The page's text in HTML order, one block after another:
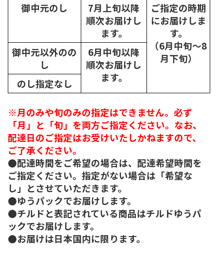
御中元のし
7月上旬以降
順次お届けし
ます。
ご指定の時期
にお届けしま
す。
（6月中旬～8
月下旬）
御中元以外のの
し
6月中旬以降
順次お届けし
ます。
のし指定なし
※月のみや旬のみの指定はできません。必ず
「月」と「旬」を両方ご指定ください。なお、
配達日のご指定はお受けいたしかねますので、
ご了承ください。
●配達時間をご希望の場合は、配達希望時間を
ご指定ください。指定がない場合は「希望な
し」とさせていただきます。
●ゆうパックでお届けします。
●チルドと表記されている商品はチルドゆうパ
ックでお届けします。
●お届けは日本国内に限ります。